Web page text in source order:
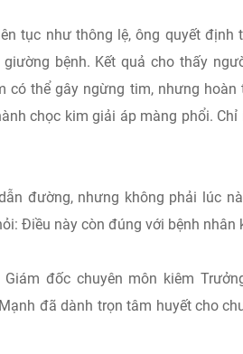
tục như thông lệ, ông quyết
bệnh. Kết quả cho thấy
có thể gây ngừng tim, nhưng
chọc kim giải áp màng phổi.
đường, nhưng không phải lúc
Điều này còn đúng với bệnh nhân
đốc chuyên môn kiêm
đã dành trọn tâm huyết cho